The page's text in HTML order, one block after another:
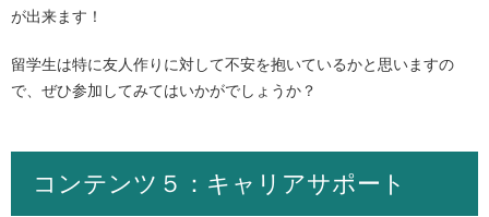
が出来ます！
留学生は特に友人作りに対して不安を抱いているかと思いますの
で、ぜひ参加してみてはいかがでしょうか？
コンテンツ５：キャリアサポート